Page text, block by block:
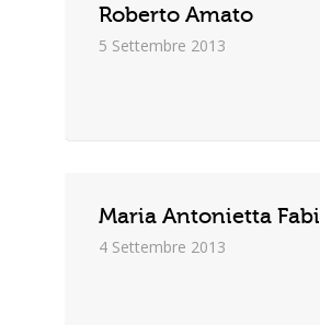
Roberto Amato
5 Settembre 2013
Maria Antonietta Fabi
4 Settembre 2013